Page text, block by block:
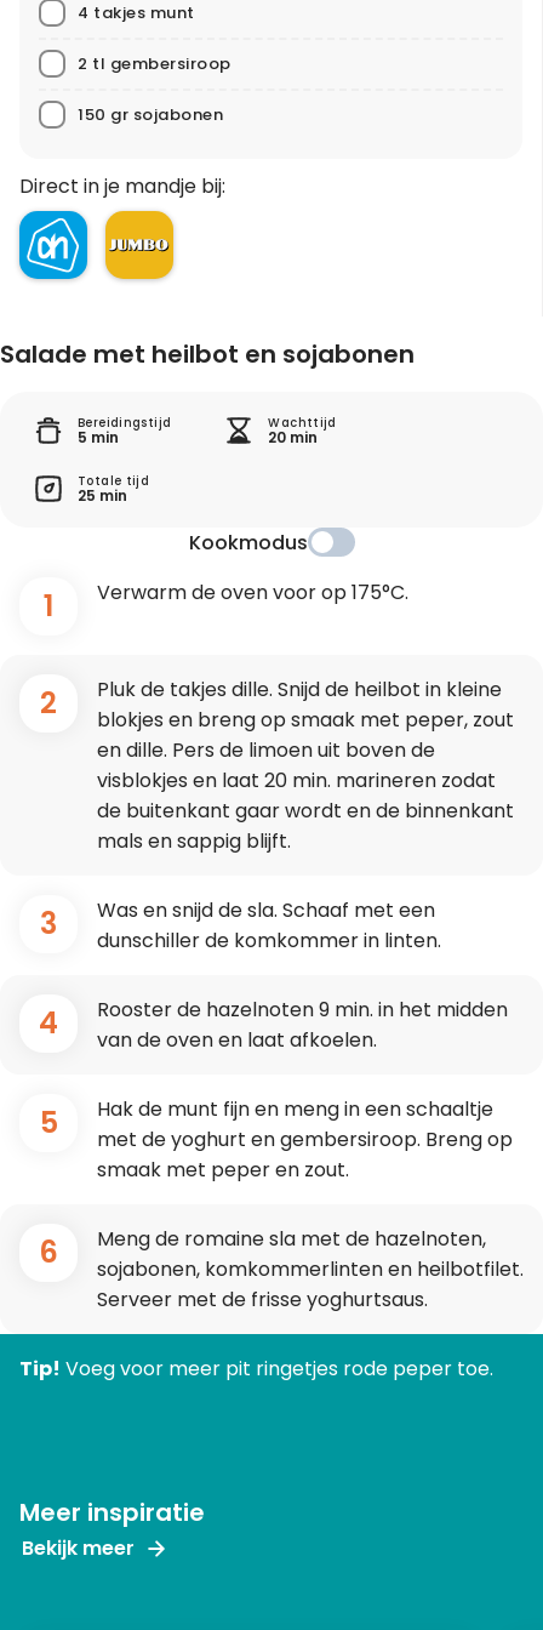
4 takjes munt
2 tl gembersiroop
150 gr sojabonen
Direct in je mandje bij:
Salade met heilbot en sojabonen
Bereidingstijd
5 min
Wachttijd
20 min
Totale tijd
25 min
Kookmodus
1 Verwarm de oven voor op 175°C.
2
Pluk de takjes dille. Snijd de heilbot in kleine
blokjes en breng op smaak met peper, zout
en dille. Pers de limoen uit boven de
visblokjes en laat 20 min. marineren zodat
de buitenkant gaar wordt en de binnenkant
mals en sappig blijft.
3
Was en snijd de sla. Schaaf met een
dunschiller de komkommer in linten.
4
Rooster de hazelnoten 9 min. in het midden
van de oven en laat afkoelen.
5
Hak de munt fijn en meng in een schaaltje
met de yoghurt en gembersiroop. Breng op
smaak met peper en zout.
6
Meng de romaine sla met de hazelnoten,
sojabonen, komkommerlinten en heilbotfilet.
Serveer met de frisse yoghurtsaus.
Tip! Voeg voor meer pit ringetjes rode peper toe.
Meer inspiratie
Bekijk meer